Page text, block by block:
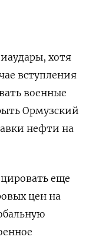
хотя
вступления
военные
Ормузский
нефти на
еще
цен на